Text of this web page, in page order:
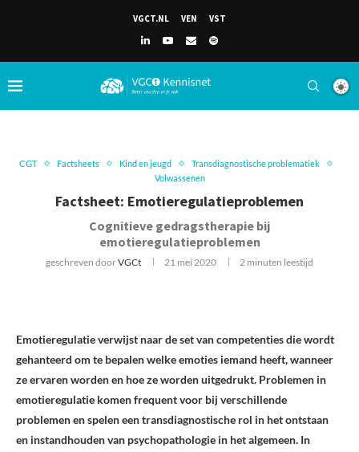
VGCT.NL VEN VST
CGT Factsheets Kind en jeugd
Transdiagnostische problematiek
Volwassenen
Factsheet: Emotieregulatieproblemen
Cognitieve gedragstherapie bij
emotieregulatieproblemen
geschreven doorVGCt 21 mei 2020 2 minuten leestijd
Emotieregulatie verwijst naar de set van competenties die wordt
gehanteerd om te bepalen welke emoties iemand heeft, wanneer
ze ervaren worden en hoe ze worden uitgedrukt. Problemen in
emotieregulatie komen frequent voor bij verschillende
problemen en spelen een transdiagnostische rol in het ontstaan
en instandhouden van psychopathologie in het algemeen. In